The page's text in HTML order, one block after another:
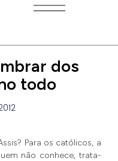
dos
todo
Para os católicos, a
não conhece, trata-